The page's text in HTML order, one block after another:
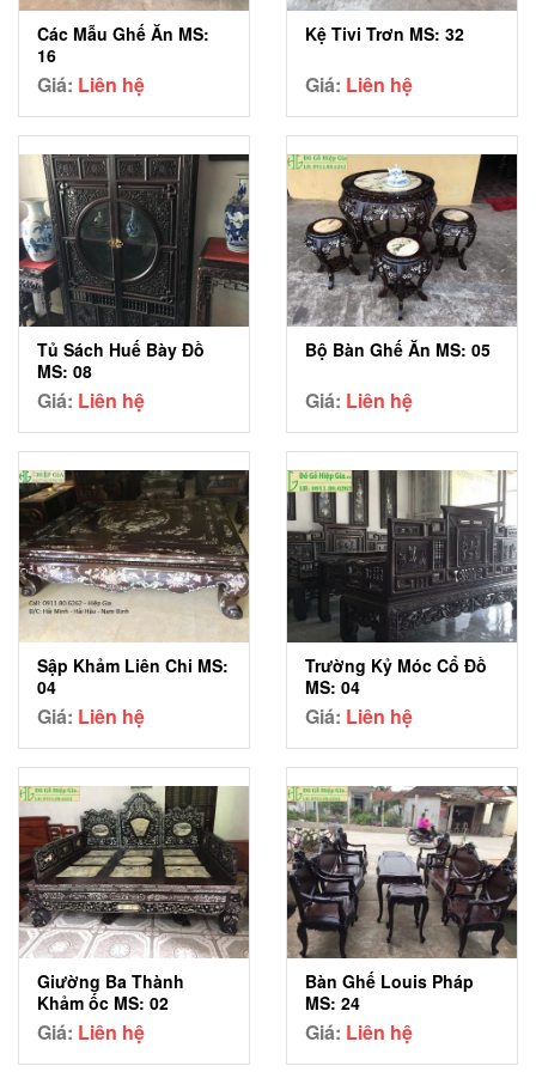
Các Mẫu Ghế Ăn MS:
16
Giá: Liên hệ
Kệ Tivi Trơn MS: 32
Giá: Liên hệ
Tủ Sách Huế Bày Đồ
MS: 08
Giá: Liên hệ
Bộ Bàn Ghế Ăn MS: 05
Giá: Liên hệ
Sập Khảm Liên Chi MS:
04
Giá: Liên hệ
Trường Kỷ Móc Cổ Đồ
MS: 04
Giá: Liên hệ
Giường Ba Thành
Khảm ốc MS: 02
Giá: Liên hệ
Bàn Ghế Louis Pháp
MS: 24
Giá: Liên hệ